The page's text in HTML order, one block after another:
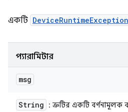
একটি DeviceRuntimeException
প্যারামিটার
msg
String : ত্রুটির একটি বর্ণনামূলক